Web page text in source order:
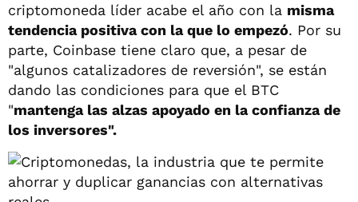
criptomoneda líder acabe el año con la misma
tendencia positiva con la que lo empezó. Por su
parte, Coinbase tiene claro que, a pesar de
"algunos catalizadores de reversión", se están
dando las condiciones para que el BTC
"mantenga las alzas apoyado en la confianza de
los inversores".